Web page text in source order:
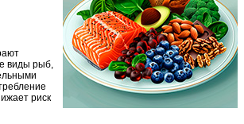
виды рыб,
риск